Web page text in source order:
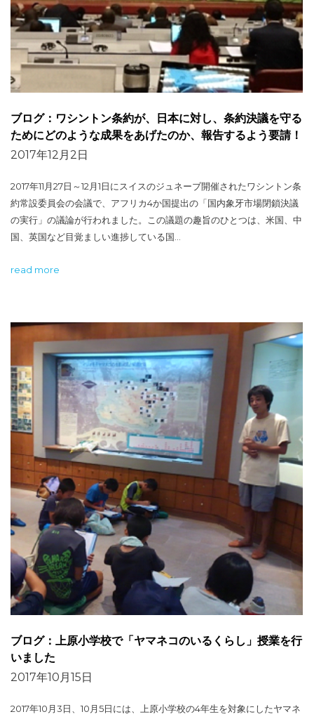
ブログ：ワシントン条約が、日本に対し、条約決議を守る
ためにどのような成果をあげたのか、報告するよう要請！
2017年12月2日
2017年11月27日～12月1日にスイスのジュネーブ開催されたワシントン条
約常設委員会の会議で、アフリカ4か国提出の「国内象牙市場閉鎖決議
の実行」の議論が行われました。この議題の趣旨のひとつは、米国、中
国、英国など目覚ましい進捗している国…
read more
ブログ：上原小学校で「ヤマネコのいるくらし」授業を行
いました
2017年10月15日
2017年10月3日、10月5日には、上原小学校の4年生を対象にしたヤマネ